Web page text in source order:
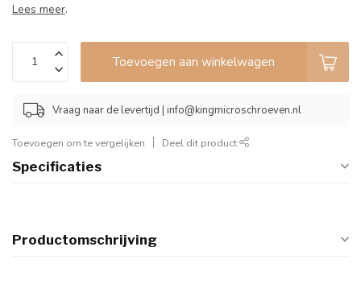
Lees meer.
Toevoegen aan winkelwagen
Vraag naar de levertijd | info@kingmicroschroeven.nl
Toevoegen om te vergelijken Deel dit product
Specificaties
Productomschrijving